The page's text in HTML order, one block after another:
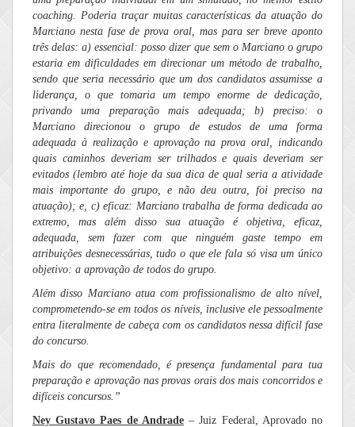
coaching. Poderia traçar muitas características da atuação do
Marciano nesta fase de prova oral, mas para ser breve aponto
três delas: a) essencial: posso dizer que sem o Marciano o grupo
estaria em dificuldades em direcionar um método de trabalho,
sendo que seria necessário que um dos candidatos assumisse a
liderança, o que tomaria um tempo enorme de dedicação,
privando uma preparação mais adequada; b) preciso: o
Marciano direcionou o grupo de estudos de uma forma
adequada à realização e aprovação na prova oral, indicando
quais caminhos deveriam ser trilhados e quais deveriam ser
evitados (lembro até hoje da sua dica de qual seria a atividade
mais importante do grupo, e não deu outra, foi preciso na
atuação); e, c) eficaz: Marciano trabalha de forma dedicada ao
extremo, mas além disso sua atuação é objetiva, eficaz,
adequada, sem fazer com que ninguém gaste tempo em
atribuições desnecessárias, tudo o que ele fala só visa um único
objetivo: a aprovação de todos do grupo.
Além disso Marciano atua com profissionalismo de alto nível,
comprometendo-se em todos os níveis, inclusive ele pessoalmente
entra literalmente de cabeça com os candidatos nessa difícil fase
do concurso.
Mais do que recomendado, é presença fundamental para tua
preparação e aprovação nas provas orais dos mais concorridos e
difíceis concursos.”
Ney Gustavo Paes de Andrade– Juiz Federal, Aprovado no